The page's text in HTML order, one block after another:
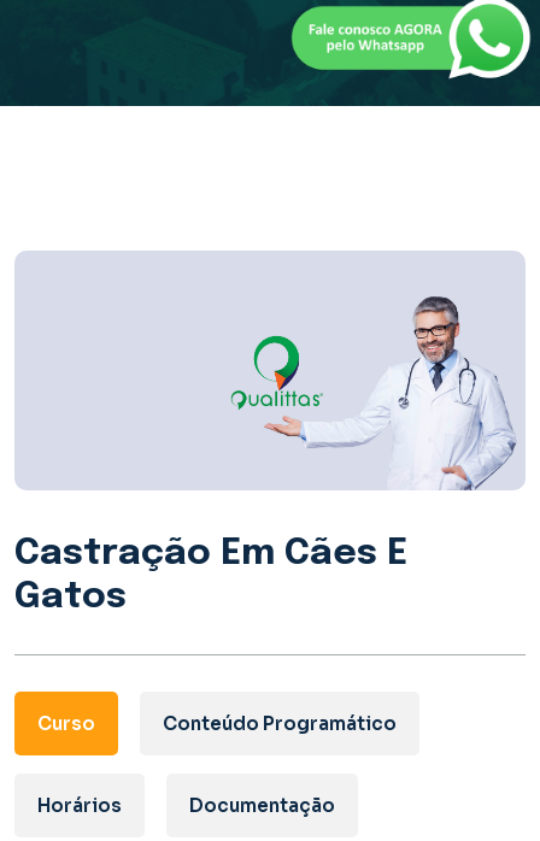
Castração Em Cães E
Gatos
Curso Conteúdo Programático
Horários Documentação